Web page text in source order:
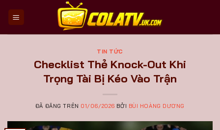
đến
TIN TỨC
Checklist Thẻ Knock-Out Khi
Trọng Tài Bị Kéo Vào Trận
ĐÃ ĐĂNG TRÊN 01/06/2026 BỞI BÙI HOÀNG DƯƠNG